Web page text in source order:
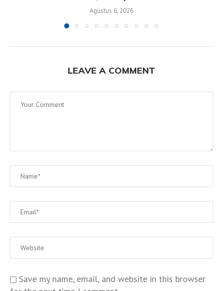
Agustus 6, 2026
LEAVE A COMMENT
Save my name, email, and website in this browser